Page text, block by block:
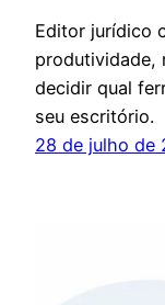
Editor jurídico
produtividade,
decidir qual
seu escritório.
28 de julho de